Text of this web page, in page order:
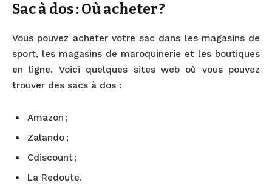
Sac à dos : Où acheter ?
Vous pouvez acheter votre sac dans les magasins de
sport, les magasins de maroquinerie et les boutiques
en ligne. Voici quelques sites web où vous pouvez
trouver des sacs à dos :
Amazon ;
Zalando ;
Cdiscount ;
La Redoute.